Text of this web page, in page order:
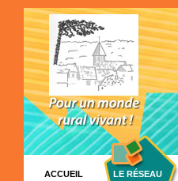
ACCUEIL LE RÉSEAU